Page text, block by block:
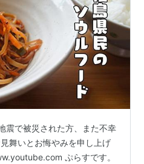
震で被災された方、また不幸
舞いとお悔やみを申し上げ
ぷらすです。